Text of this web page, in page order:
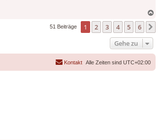
51 Beiträge 1 2 3 4 5 6
Gehe zu
Alle Zeiten sind UTC+02:00
Kontakt